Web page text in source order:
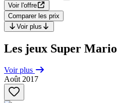
Voir l'offre
Comparer les prix
Voir plus
Les jeux Super Mario
Voir plus
Août 2017